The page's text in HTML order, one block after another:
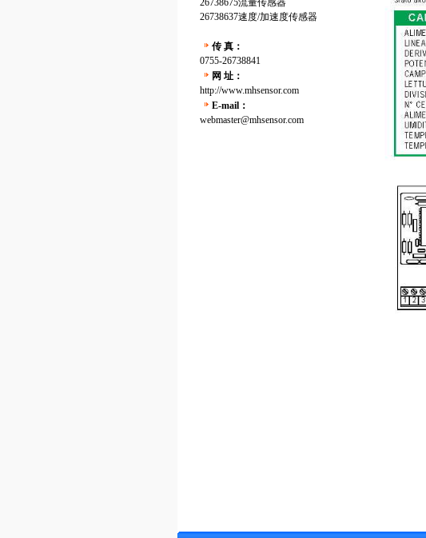
26738675流量传感器
26738637速度/加速度传感器
传 真：
0755-26738841
网 址：
http://www.mhsensor.com
E-mail：
webmaster@mhsensor.com